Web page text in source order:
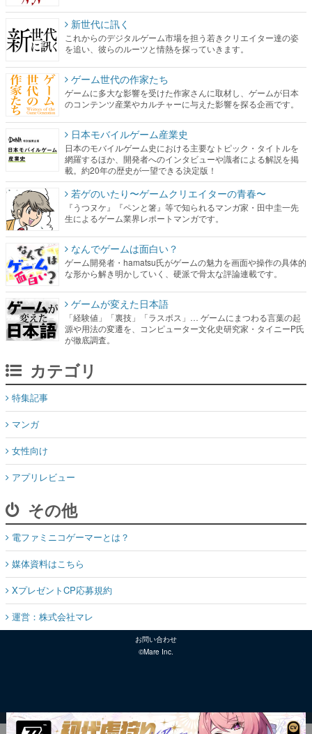
新世代に訊く
これからのデジタルゲーム市場を担う若きクリエイター達の姿
を追い、彼らのルーツと情熱を探っていきます。
ゲーム世代の作家たち
ゲームに多大な影響を受けた作家さんに取材し、ゲームが日本
のコンテンツ産業やカルチャーに与えた影響を探る企画です。
日本モバイルゲーム産業史
日本のモバイルゲーム史における主要なトピック・タイトルを
網羅するほか、開発者へのインタビューや識者による解説を掲
載。約20年の歴史が一望できる決定版！
若ゲのいたり〜ゲームクリエイターの青春〜
『うつヌケ』『ペンと箸』等で知られるマンガ家・田中圭一先
生によるゲーム業界レポートマンガです。
なんでゲームは面白い？
ゲーム開発者・hamatsu氏がゲームの魅力を画面や操作の具体的
な形から解き明かしていく、硬派で骨太な評論連載です。
ゲームが変えた日本語
「経験値」「裏技」「ラスボス」… ゲームにまつわる言葉の起
源や用法の変遷を、コンピューター文化史研究家・タイニーP氏
が徹底調査。
カテゴリ
特集記事
マンガ
女性向け
アプリレビュー
その他
電ファミニコゲーマーとは？
媒体資料はこちら
XプレゼントCP応募規約
運営：株式会社マレ
お問い合わせ
©Mare Inc.